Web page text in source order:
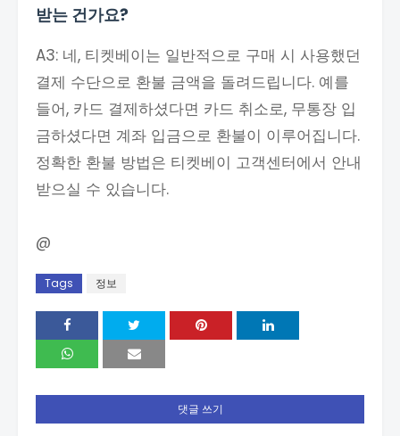
받는 건가요?
A3: 네, 티켓베이는 일반적으로 구매 시 사용했던
결제 수단으로 환불 금액을 돌려드립니다. 예를
들어, 카드 결제하셨다면 카드 취소로, 무통장 입
금하셨다면 계좌 입금으로 환불이 이루어집니다.
정확한 환불 방법은 티켓베이 고객센터에서 안내
받으실 수 있습니다.
@
Tags 정보
댓글 쓰기